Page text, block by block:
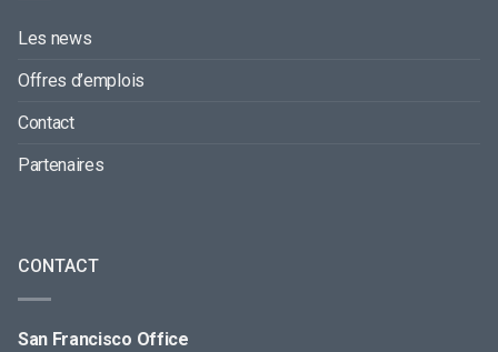
Les news
Offres d’emplois
Contact
Partenaires
CONTACT
San Francisco Office